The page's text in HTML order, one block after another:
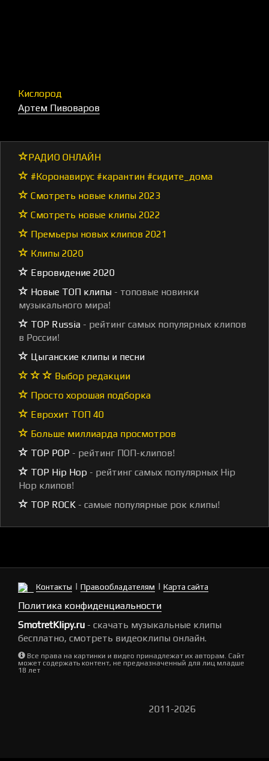
Кислород
Артем Пивоваров
РАДИО ОНЛАЙН
#Коронавирус #карантин #сидите_дома
Смотреть новые клипы 2023
Смотреть новые клипы 2022
Премьеры новых клипов 2021
Клипы 2020
Евровидение 2020
Новые ТОП клипы - топовые новинки
музыкального мира!
TOP Russia - рейтинг самых популярных клипов
в России!
Цыганские клипы и песни
Выбор редакции
Просто хорошая подборка
Еврохит ТОП 40
Больше миллиарда просмотров
TOP POP - рейтинг ПОП-клипов!
TOP Hip Hop - рейтинг самых популярных Hip
Hop клипов!
TOP ROCK - самые популярные рок клипы!
Контакты | Правообладателям | Карта сайта
Политика конфиденциальности
SmotretKlipy.ru - скачать музыкальные клипы
бесплатно, смотреть видеоклипы онлайн.
Все права на картинки и видео принадлежат их авторам. Сайт
может содержать контент, не предназначенный для лиц младше
18 лет
2011-2026